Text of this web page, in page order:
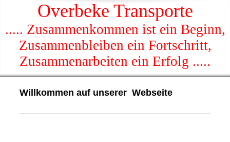
Overbeke Transporte
..... Zusammenkommen ist ein Beginn,
Zusammenbleiben ein Fortschritt,
Zusammenarbeiten ein Erfolg .....
Willkommen auf unserer Webseite